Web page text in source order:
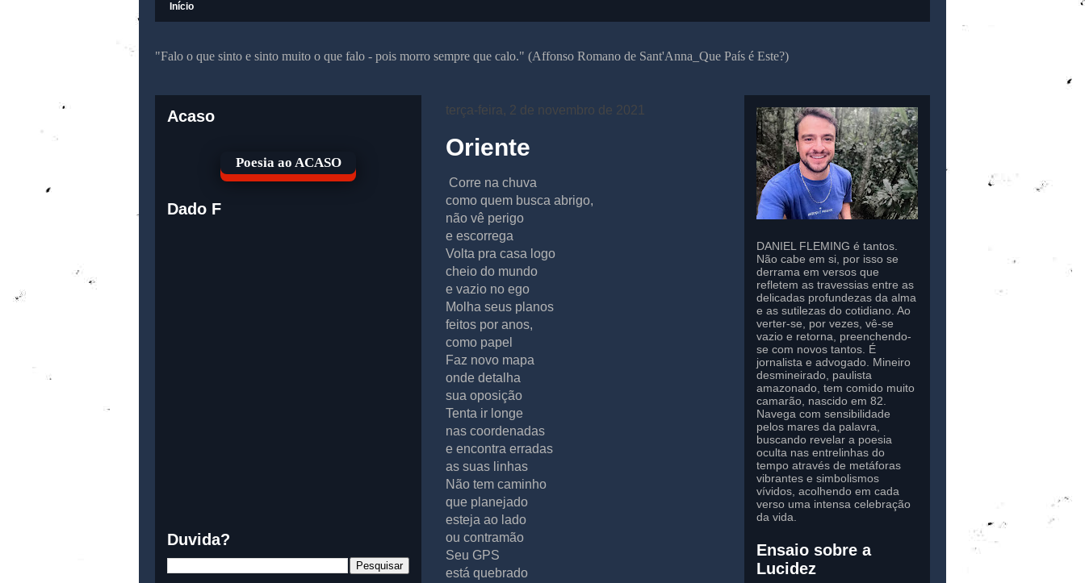
Início
"Falo o que sinto e sinto muito o que falo - pois morro sempre que calo." (Affonso Romano de Sant'Anna_Que País é Este?)
terça-feira, 2 de novembro de 2021
Oriente
Corre na chuva
como quem busca abrigo,
não vê perigo
e escorrega
Volta pra casa logo
cheio do mundo
e vazio no ego
Molha seus planos
feitos por anos,
como papel
Faz novo mapa
onde detalha
sua oposição
Tenta ir longe
nas coordenadas
e encontra erradas
as suas linhas
Não tem caminho
que planejado
esteja ao lado
ou contramão
Seu GPS
está quebrado
Acaso
Poesia ao ACASO
Dado F
Duvida?
DANIEL FLEMING é tantos.
Não cabe em si, por isso se
derrama em versos que
refletem as travessias entre as
delicadas profundezas da alma
e as sutilezas do cotidiano. Ao
verter-se, por vezes, vê-se
vazio e retorna, preenchendo-
se com novos tantos. É
jornalista e advogado. Mineiro
desmineirado, paulista
amazonado, tem comido muito
camarão, nascido em 82.
Navega com sensibilidade
pelos mares da palavra,
buscando revelar a poesia
oculta nas entrelinhas do
tempo através de metáforas
vibrantes e simbolismos
vívidos, acolhendo em cada
verso uma intensa celebração
da vida.
Ensaio sobre a
Lucidez